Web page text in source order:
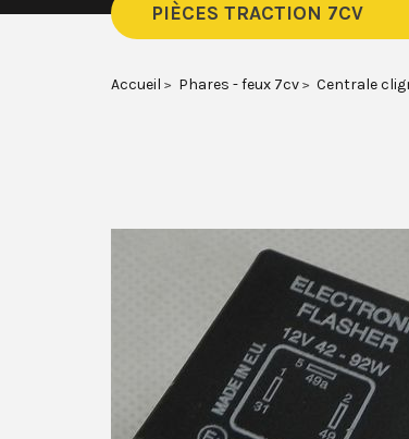
PIÈCES TRACTION 7CV
Accueil Phares - feux 7cv Centrale